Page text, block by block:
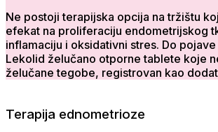
Ne postoji terapijska opcija na tržištu
efekat na proliferaciju endometrijskog
inflamaciju i oksidativni stres. Do pojave
Lekolid želučano otporne tablete koje
želučane tegobe, registrovan kao
Terapija ednometrioze